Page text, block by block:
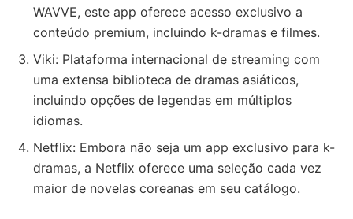
WAVVE, este app oferece acesso exclusivo a
conteúdo premium, incluindo k-dramas e filmes.
Viki: Plataforma internacional de streaming com
uma extensa biblioteca de dramas asiáticos,
incluindo opções de legendas em múltiplos
idiomas.
Netflix: Embora não seja um app exclusivo para k-
dramas, a Netflix oferece uma seleção cada vez
maior de novelas coreanas em seu catálogo.